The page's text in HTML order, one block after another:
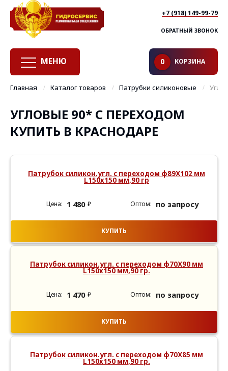
+7 (918) 149-99-79
МЕНЮ
ОБРАТНЫЙ ЗВОНОК
0 КОРЗИНА
Главная Каталог товаров Патрубки силиконовые
УГЛОВЫЕ 90* С ПЕРЕХОДОМ
КУПИТЬ В КРАСНОДАРЕ
Патрубок силикон.угл. с переходом ф89Х102 мм
L150х150 мм,90 гр
1 480 ₽ по запросу
КУПИТЬ
Патрубок силикон.угл. с переходом ф70Х90 мм
L150х150 мм,90 гр.
1 470 ₽ по запросу
КУПИТЬ
Патрубок силикон.угл. с переходом ф70Х85 мм
L150х150 мм,90 гр.